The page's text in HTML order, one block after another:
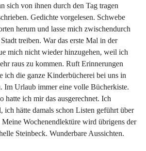
sich von ihnen durch den Tag tragen
Gedichte vorgelesen. Schwebe
herum und lasse mich zwischendurch
treiben. War das erste Mal in der
mich nicht wieder hinzugehen, weil ich
raus zu kommen. Ruft Erinnerungen
ich die ganze Kinderbücherei bei uns in
Im Urlaub immer eine volle Bücherkiste.
hatte ich mir das ausgerechnet. Ich
ich hätte damals schon Listen geführt über
Wochenendlektüre wird übrigens der
Steinbeck. Wunderbare Aussichten.